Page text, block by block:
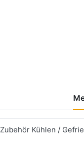
Zubehör Kühlen /